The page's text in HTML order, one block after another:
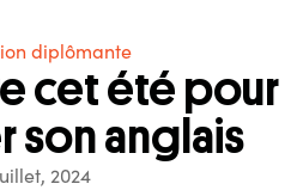
diplômante
cet été pour
son anglais
2024